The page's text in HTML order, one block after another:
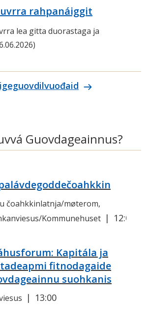
rahpanáiggit
lea gitta duorastaga ja
Guovdageainnus?
čoahkkinlatnja/møterom,
Kommunehuset
12:00
Kapitála ja
fitnodagaide
suohkanis
13:00